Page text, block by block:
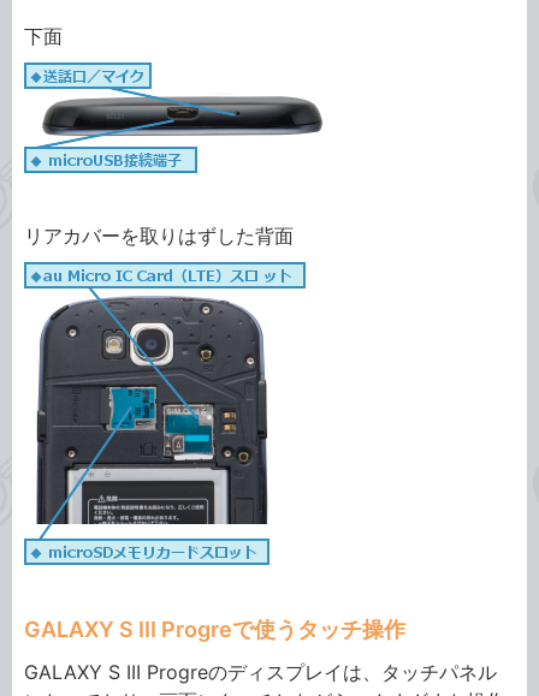
下面
リアカバーを取りはずした背面
GALAXY S III Progreで使うタッチ操作
GALAXY S III Progreのディスプレイは、タッチパネル